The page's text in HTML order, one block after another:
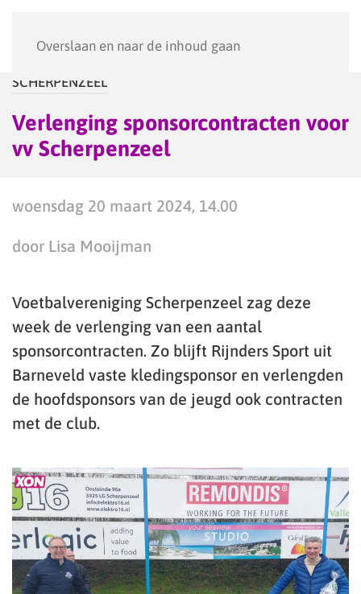
Overslaan en naar de inhoud gaan
SCHERPENZEEL
Verlenging sponsorcontracten voor
vv Scherpenzeel
woensdag 20 maart 2024, 14.00
door Lisa Mooijman
Voetbalvereniging Scherpenzeel zag deze
week de verlenging van een aantal
sponsorcontracten. Zo blijft Rijnders Sport uit
Barneveld vaste kledingsponsor en verlengden
de hoofdsponsors van de jeugd ook contracten
met de club.